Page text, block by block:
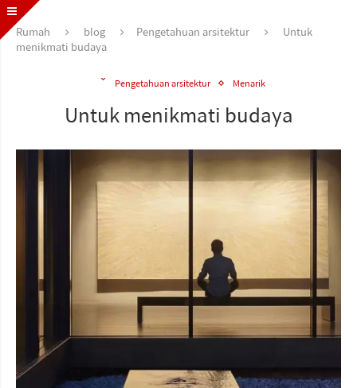
Rumah blog Pengetahuan arsitektur
Untuk
menikmati budaya
Pengetahuan arsitektur Menarik
Untuk menikmati budaya